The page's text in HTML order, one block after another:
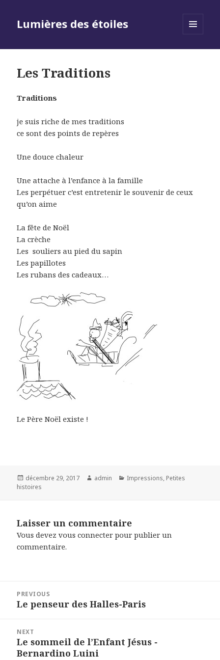
Lumières des étoiles
Les Traditions
Traditions
je suis riche de mes traditions
ce sont des points de repères
Une douce chaleur
Une attache à l’enfance à la famille
Les perpétuer c’est entretenir le souvenir de ceux
qu’on aime
La fête de Noël
La crèche
Les souliers au pied du sapin
Les papillotes
Les rubans des cadeaux…
Le Père Noël existe !
Posted
on
décembre 29, 2017 Author
admin Categories
Impressions, Petites
histoires
Laisser un commentaire
Vous devezvous connecter pour publier un
commentaire.
l’article
PREVIOUS
Previous
Le penseur des Halles-Paris
NEXT
Next
post:
Le sommeil de l’Enfant Jésus -
Bernardino Luini